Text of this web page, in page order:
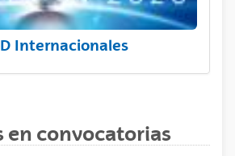
Internacionales
en convocatorias